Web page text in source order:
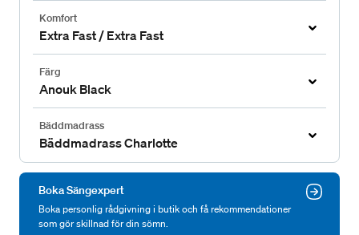
Komfort
Extra Fast / Extra Fast
Färg
Anouk Black
Bäddmadrass
Bäddmadrass Charlotte
Boka Sängexpert
Boka personlig rådgivning i butik och få rekommendationer
som gör skillnad för din sömn.